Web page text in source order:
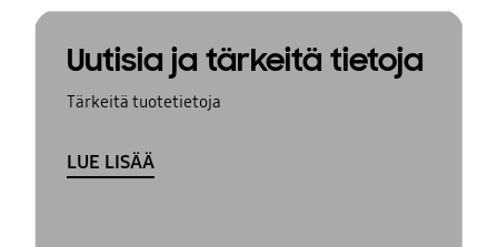
Uutisia ja tärkeitä tietoja
Tärkeitä tuotetietoja
LUE LISÄÄ